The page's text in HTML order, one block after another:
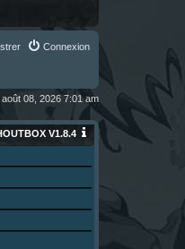
Connexion
08, 2026 7:01 am
V1.8.4